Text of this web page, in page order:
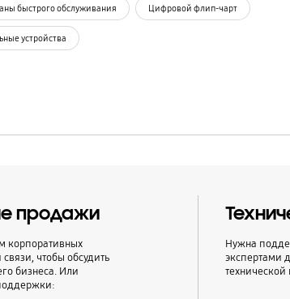
быстрого обслуживания Цифровой флип-чарт
устройства
продажи
корпоративных
чтобы обсудить
бизнеса. Или
Нужна
экспертами